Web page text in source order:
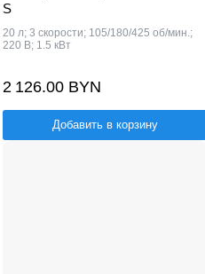
S
20 л; 3 скорости; 105/180/425 об/мин.;
220 В; 1.5 кВт
2 126.00 BYN
Добавить в корзину